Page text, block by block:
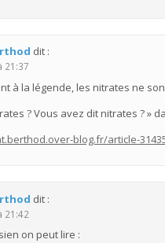
dit :
21:37
à la légende, les nitrates ne
? Vous avez dit nitrates ?
blog.fr/article-
dit :
21:42
on peut lire :